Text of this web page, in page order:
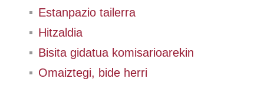
Estanpazio tailerra
Hitzaldia
Bisita gidatua komisarioarekin
Omaiztegi, bide herri